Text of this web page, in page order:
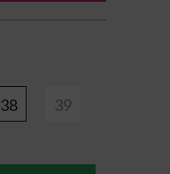
38 39